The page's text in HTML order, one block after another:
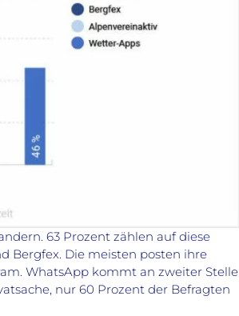
63 Prozent zählen auf diese
Bergfex. Die meisten posten ihre
WhatsApp kommt an zweiter Stelle
nur 60 Prozent der Befragten